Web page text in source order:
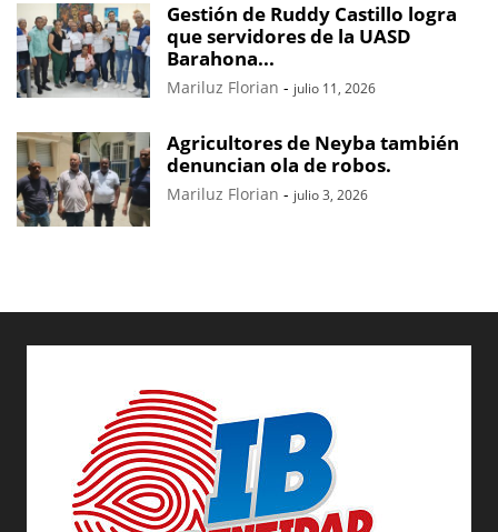
Gestión de Ruddy Castillo logra
que servidores de la UASD
Barahona...
Mariluz Florian - julio 11, 2026
Agricultores de Neyba también
denuncian ola de robos.
Mariluz Florian - julio 3, 2026